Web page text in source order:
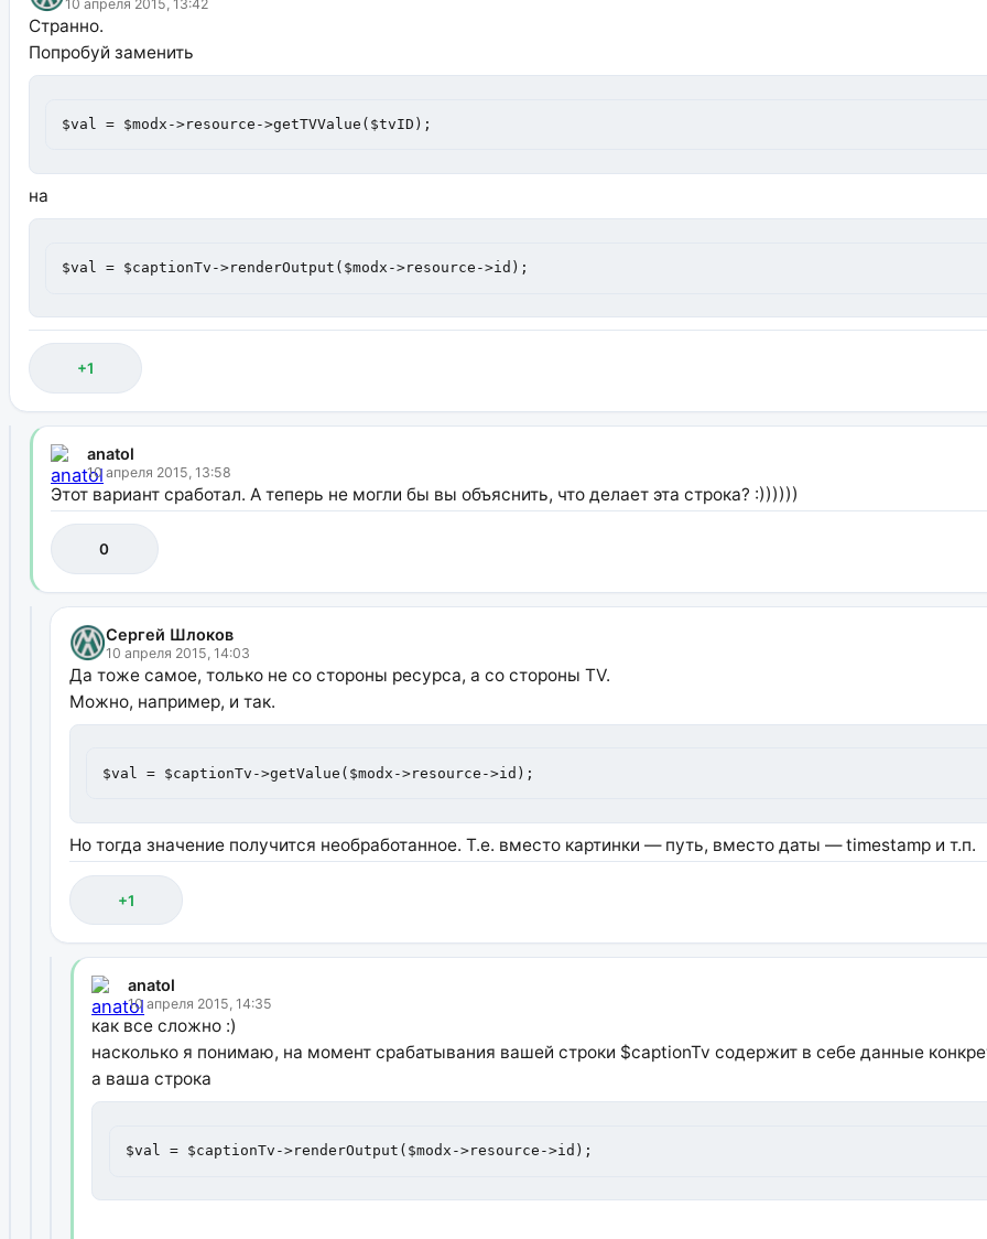
10 апреля 2015, 13:42
Странно.
Попробуй заменить
$val = $modx->resource->getTVValue($tvID);
на
$val = $captionTv->renderOutput($modx->resource->id);
+1
anatol
10 апреля 2015, 13:58
Этот вариант сработал. А теперь не могли бы вы объяснить, что делает эта строка? :))))))
0
Сергей Шлоков
10 апреля 2015, 14:03
Да тоже самое, только не со стороны ресурса, а со стороны TV.
Можно, например, и так.
$val = $captionTv->getValue($modx->resource->id);
Но тогда значение получится необработанное. Т.е. вместо картинки — путь, вместо даты — timestamp и т.п.
+1
anatol
10 апреля 2015, 14:35
как все сложно :)
насколько я понимаю, на момент срабатывания вашей строки $captionTv содержит в себе данные
а ваша строка
$val = $captionTv->renderOutput($modx->resource->id);